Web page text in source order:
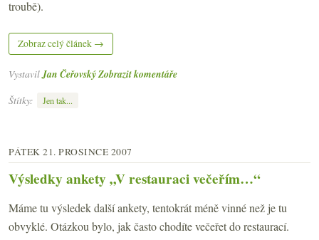
troubě).
Zobraz celý článek →
VystavilJan ČeřovskýZobrazit komentáře
Štítky:
Jen tak...
PÁTEK 21. PROSINCE 2007
Výsledky ankety „V restauraci večeřím…“
Máme tu výsledek další ankety, tentokrát méně vinné než je tu
obvyklé. Otázkou bylo, jak často chodíte večeřet do restaurací.